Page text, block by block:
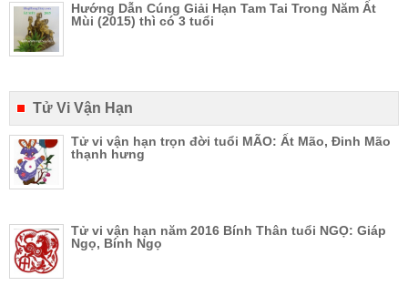
Hướng Dẫn Cúng Giải Hạn Tam Tai Trong Năm Ất
Mùi (2015) thì có 3 tuổi
Tử Vi Vận Hạn
Tử vi vận hạn trọn đời tuổi MÃO: Ất Mão, Đinh Mão
thạnh hưng
Tử vi vận hạn năm 2016 Bính Thân tuổi NGỌ: Giáp
Ngọ, Bính Ngọ